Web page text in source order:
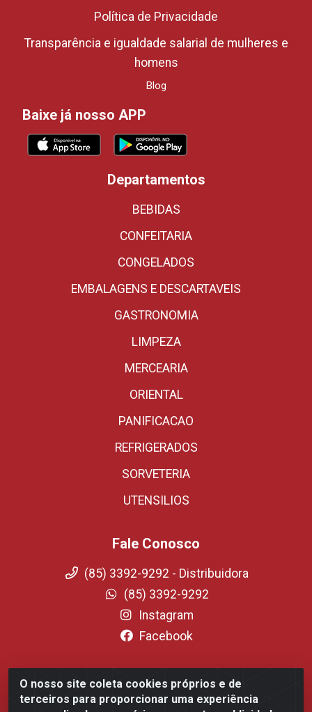
O nosso site coleta cookies próprios e de
terceiros para proporcionar uma experiência
Política de Privacidade
Transparência e igualdade salarial de mulheres e
homens
Blog
Baixe já nosso APP
Departamentos
BEBIDAS
CONFEITARIA
CONGELADOS
EMBALAGENS E DESCARTAVEIS
GASTRONOMIA
LIMPEZA
MERCEARIA
ORIENTAL
PANIFICACAO
REFRIGERADOS
SORVETERIA
UTENSILIOS
Fale Conosco
(85) 3392-9292 - Distribuidora
(85) 3392-9292
Instagram
Facebook
Fortali Distribuidora de Alimentos LTDA - Avenida
Tomaz Coelho, 1268 - Messejana, Fortaleza/CE - CEP